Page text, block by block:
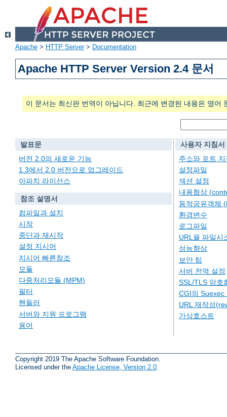
Apache > HTTP Server> Documentation
Apache HTTP Server Version 2.4 문서
이 문서는 최신판 번역이 아닙니다. 최근에 변경된 내용은 영어
발표문
버전 2.0의 새로운 기능
1.3에서 2.0 버전으로 업그레이드
아파치 라이선스
참조 설명서
컴파일과 설치
시작
중단과 재시작
설정 지시어
지시어 빠른참조
모듈
다중처리모듈 (MPM)
필터
핸들러
서버와 지원 프로그램
용어
사용자 지침서
주소와 포트 지
설정파일
섹션 설정
내용협상
동적공유객체
환경변수
로그파일
URL을 파일시
성능향상
보안 팁
서버 전역 설정
SSL/TLS 암호
CGI의 Suexec
URL 재작성
가상호스트
Copyright 2019 The Apache Software Foundation.
Licensed under the Apache License, Version 2.0